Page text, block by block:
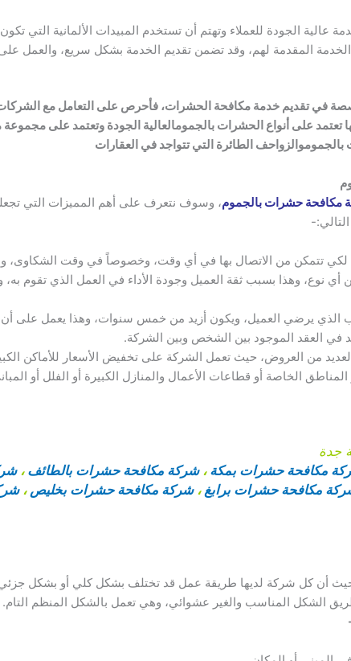
الجودة للعملاء وتهتم أن تستخدم المبيدات الألمانية التي
المقدمة لهم، وقد تضمن تقديم الخدمة بشكل سريع، والعمل
في تقديم خدمة مكافحة الحشرات، فأحرص على التعامل مع
تعتمد على أنواع الحشرات بالجمومالعالية الجودة وتعتمد على
بالجموموالزواحف الطائرة التي تتواجد في العقارات
مكافحة حشرات بالجموم، وسوف نتعرف على أهم المميزات التي
تتمكن من الاتصال بها في أي وقت، وخصوصاً في وقت الشكاوى،
نوع، وهذا بسبب ثقة العميل وجودة الأداء في العمل الذي تقوم به،
الذي يرضي العميل، ويكون أزيد من خمس سنوات، وهذا يعمل على أن
العقد الموجود بين الشخص وبين الشركة.
من العروض، حيث تعمل الشركة على تخفيض الأسعار للأماكن
الخاصة أو قطاعات الأعمال والمنازل الكبيرة أو الفلل أو
جدة
مكافحة حشرات بمكة ،شركة مكافحة حشرات بالطائف ،
مكافحة حشرات برابغ ،شركة مكافحة حشرات بخليص ،
أن كل شركة لديها طريقة عمل قد تختلف بشكل كلي أو بشكل
الشكل المناسب والغير عشوائي، وهي تعمل بالشكل المنظم